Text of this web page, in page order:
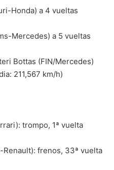
Honda) a 4 vueltas
Mercedes) a 5 vueltas
Bottas (FIN/Mercedes)
211,567 km/h)
trompo, 1ª vuelta
Renault): frenos, 33ª vuelta